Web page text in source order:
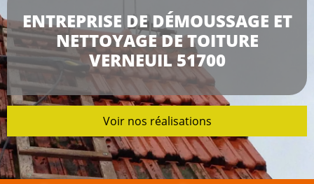
ENTREPRISE DE DÉMOUSSAGE ET
NETTOYAGE DE TOITURE
VERNEUIL 51700
Voir nos réalisations